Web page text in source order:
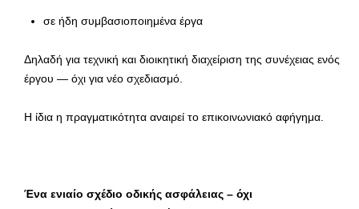
σε ήδη συμβασιοποιημένα έργα
Δηλαδή για τεχνική και διοικητική διαχείριση της συνέχειας ενός
έργου — όχι για νέο σχεδιασμό.
Η ίδια η πραγματικότητα αναιρεί το επικοινωνιακό αφήγημα.
Ένα ενιαίο σχέδιο οδικής ασφάλειας – όχι